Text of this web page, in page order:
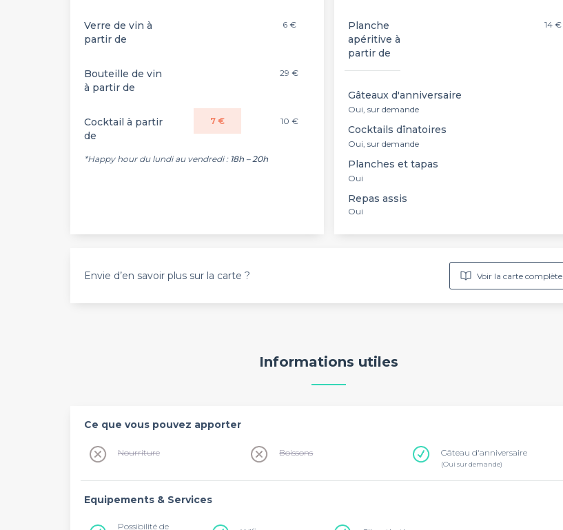
Verre de vin à
partir de
6 €
Bouteille de vin
à partir de
29 €
Cocktail à partir
de
7 € 10 €
*Happy hour du lundi au vendredi : 18h – 20h
Planche
apéritive à
partir de
14 €
Gâteaux d'anniversaire
Oui, sur demande
Cocktails dînatoires
Oui, sur demande
Planches et tapas
Oui
Repas assis
Oui
Envie d’en savoir plus sur la carte ? Voir la carte complète
Informations utiles
Ce que vous pouvez apporter
Nourriture Boissons Gâteau d'anniversaire
(Oui sur demande)
Equipements & Services
Possibilité de